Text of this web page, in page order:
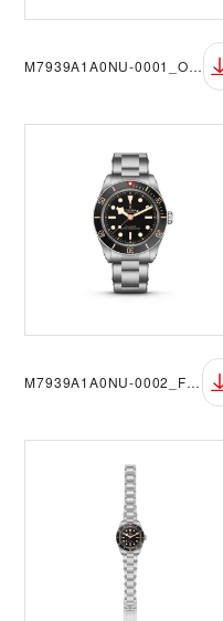
M7939A1A0NU-0001_OF_sRGB_BGW
M7939A1A0NU-0002_FF_sRGB_BGW